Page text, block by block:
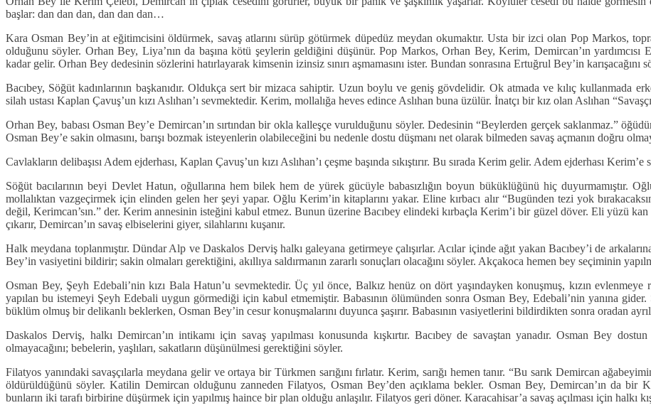
başlar: dan dan dan, dan dan dan…
Kara Osman Bey’in at eğitimcisini öldürmek, savaş atlarını sürüp götürmek düpedüz meydan okumaktır. Usta bir izci olan Pop Markos,
olduğunu söyler. Orhan Bey, Liya’nın da başına kötü şeylerin geldiğini düşünür. Pop Markos, Orhan Bey, Kerim, Demircan’ın
kadar gelir. Orhan Bey dedesinin sözlerini hatırlayarak kimsenin izinsiz sınırı aşmamasını ister. Bundan sonrasına Ertuğrul Bey’in karışacağını
Bacıbey, Söğüt kadınlarının başkanıdır. Oldukça sert bir mizaca sahiptir. Uzun boylu ve geniş gövdelidir. Ok atmada ve kılıç kullanmada
silah ustası Kaplan Çavuş’un kızı Aslıhan’ı sevmektedir. Kerim, mollalığa heves edince Aslıhan buna üzülür. İnatçı bir kız olan Aslıhan
Orhan Bey, babası Osman Bey’e Demircan’ın sırtından bir okla kalleşçe vurulduğunu söyler. Dedesinin “Beylerden gerçek saklanmaz.”
Osman Bey’e sakin olmasını, barışı bozmak isteyenlerin olabileceğini bu nedenle dostu düşmanı net olarak bilmeden savaş açmanın doğru
Cavlakların delibaşısı Adem ejderhası, Kaplan Çavuş’un kızı Aslıhan’ı çeşme başında sıkıştırır. Bu sırada Kerim gelir. Adem ejderhası
Söğüt bacılarının beyi Devlet Hatun, oğullarına hem bilek hem de yürek gücüyle babasızlığın boyun büküklüğünü hiç duyurmamıştır.
mollalıktan vazgeçirmek için elinden gelen her şeyi yapar. Oğlu Kerim’in kitaplarını yakar. Eline kırbacı alır “Bugünden tezi yok
değil, Kerimcan’sın.” der. Kerim annesinin isteğini kabul etmez. Bunun üzerine Bacıbey elindeki kırbaçla Kerim’i bir güzel döver. Eli yüzü
çıkarır, Demircan’ın savaş elbiselerini giyer, silahlarını kuşanır.
Halk meydana toplanmıştır. Dündar Alp ve Daskalos Derviş halkı galeyana getirmeye çalışırlar. Acılar içinde ağıt yakan Bacıbey’i de
Bey’in vasiyetini bildirir; sakin olmaları gerektiğini, akıllıya saldırmanın zararlı sonuçları olacağını söyler. Akçakoca hemen bey seçiminin
Osman Bey, Şeyh Edebali’nin kızı Bala Hatun’u sevmektedir. Üç yıl önce, Balkız henüz on dört yaşındayken konuşmuş, kızın
yapılan bu istemeyi Şeyh Edebali uygun görmediği için kabul etmemiştir. Babasının ölümünden sonra Osman Bey, Edebali’nin yanına gider.
büklüm olmuş bir delikanlı beklerken, Osman Bey’in cesur konuşmalarını duyunca şaşırır. Babasının vasiyetlerini bildirdikten sonra oradan
Daskalos Derviş, halkı Demircan’ın intikamı için savaş yapılması konusunda kışkırtır. Bacıbey de savaştan yanadır. Osman Bey
olmayacağını; bebelerin, yaşlıları, sakatların düşünülmesi gerektiğini söyler.
Filatyos yanındaki savaşçılarla meydana gelir ve ortaya bir Türkmen sarığını fırlatır. Kerim, sarığı hemen tanır. “Bu sarık Demircan
öldürüldüğünü söyler. Katilin Demircan olduğunu zanneden Filatyos, Osman Bey’den açıklama bekler. Osman Bey, Demircan’ın da bir
bunların iki tarafı birbirine düşürmek için yapılmış haince bir plan olduğu anlaşılır. Filatyos geri döner. Karacahisar’a savaş açılması için halkı